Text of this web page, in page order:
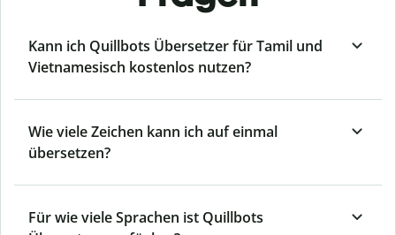
Kann ich Quillbots Übersetzer für Tamil und
Vietnamesisch kostenlos nutzen?
Wie viele Zeichen kann ich auf einmal
übersetzen?
Für wie viele Sprachen ist Quillbots